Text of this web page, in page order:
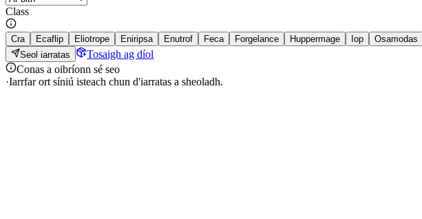
Class
Cra Ecaflip Eliotrope Eniripsa Enutrof Feca Forgelance Huppermage Iop Osamodas
Seol iarratas
Tosaigh ag díol
Conas a oibríonn sé seo
·Iarrfar ort síniú isteach chun d'iarratas a sheoladh.